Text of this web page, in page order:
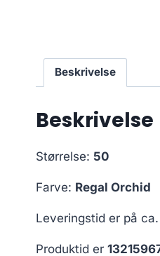
Beskrivelse
Beskrivelse
Størrelse: 50
Farve: Regal Orchid
Leveringstid er på ca.
Produktid er